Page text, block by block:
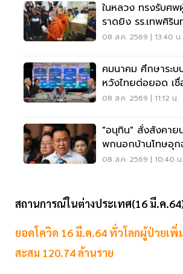
ในหลวง ทรงรับศพ
ราดยิง รร.เทพศิริน
ราชานุเคราะห์
08 ส.ค. 2569 | 13:40 น.
คมนาคม ศึกษาระบ
หวังไทยต่อยอด เ
ไทม์ แก้รถติด
08 ส.ค. 2569 | 11:12 น.
"อนุทิน" สั่งสังคาย
พกนอกบ้านโทษอุก
โดนหนัก
08 ส.ค. 2569 | 10:40 น.
สถานการณ์ในต่างประเทศ(16 มี.ค
ยอดโควิด 16 มี.ค.64 ทั่วโลกผู้ป่วยเพิ่
สะสม 120.74 ล้านราย